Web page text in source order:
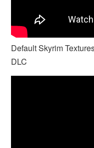
Default Skyrim
DLC